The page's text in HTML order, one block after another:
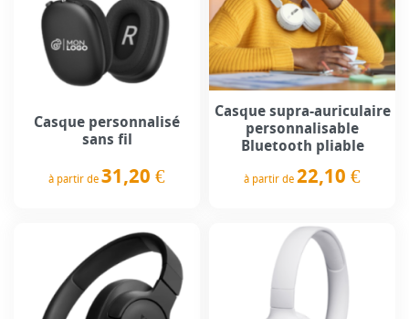
Casque personnalisé
sans fil
à partir de 31,20 €
Casque supra-auriculaire
personnalisable
Bluetooth pliable
à partir de 22,10 €